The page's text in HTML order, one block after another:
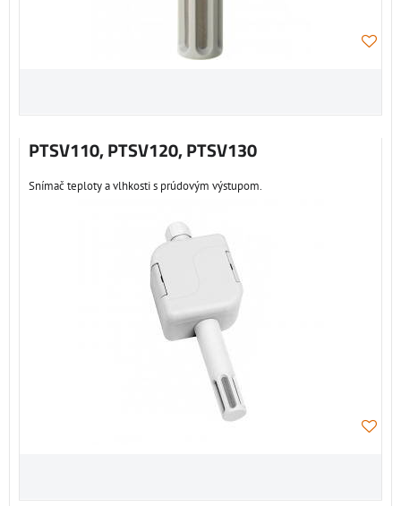
PTSV110, PTSV120, PTSV130
Snímač teploty a vlhkosti s prúdovým výstupom.